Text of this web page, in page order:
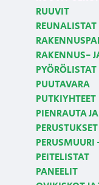
RUUVIT
REUNALISTAT
RAKENNUS-
PYÖRÖLISTAT
PUUTAVARA
PUTKIYHTEET
PIENRAUTA
PERUSTUKSET
PERUSMUURI
PEITELISTAT
PANEELIT